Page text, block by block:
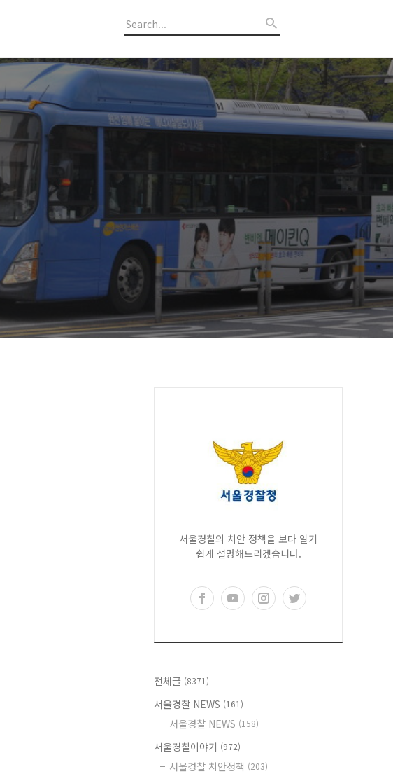
서울경찰의 치안 정책을 보다 알기
쉽게 설명해드리겠습니다.
전체글 (8371)
서울경찰 NEWS (161)
서울경찰 NEWS (158)
서울경찰이야기 (972)
서울경찰 치안정책 (203)